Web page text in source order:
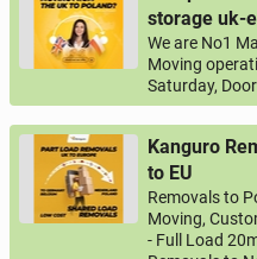
storage uk-
We are No1
Moving
Saturday,
Kanguro
to EU
Removals to
Moving,
- Full Load